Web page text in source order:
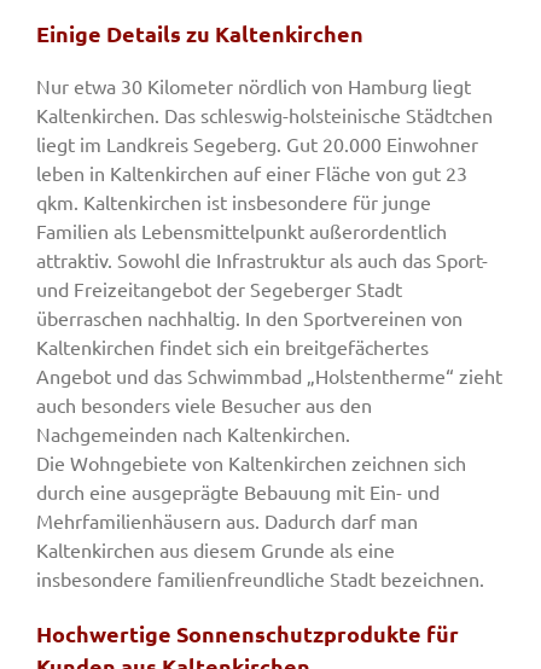
Einige Details zu Kaltenkirchen
Nur etwa 30 Kilometer nördlich von Hamburg liegt
Kaltenkirchen. Das schleswig-holsteinische Städtchen
liegt im Landkreis Segeberg. Gut 20.000 Einwohner
leben in Kaltenkirchen auf einer Fläche von gut 23
qkm. Kaltenkirchen ist insbesondere für junge
Familien als Lebensmittelpunkt außerordentlich
attraktiv. Sowohl die Infrastruktur als auch das Sport-
und Freizeitangebot der Segeberger Stadt
überraschen nachhaltig. In den Sportvereinen von
Kaltenkirchen findet sich ein breitgefächertes
Angebot und das Schwimmbad „Holstentherme“ zieht
auch besonders viele Besucher aus den
Nachgemeinden nach Kaltenkirchen.
Die Wohngebiete von Kaltenkirchen zeichnen sich
durch eine ausgeprägte Bebauung mit Ein- und
Mehrfamilienhäusern aus. Dadurch darf man
Kaltenkirchen aus diesem Grunde als eine
insbesondere familienfreundliche Stadt bezeichnen.
Hochwertige Sonnenschutzprodukte für